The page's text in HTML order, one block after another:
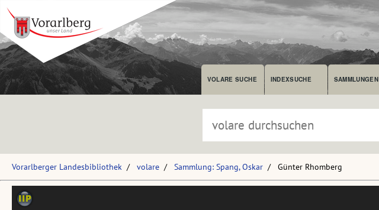
VOLARE SUCHE INDEXSUCHE SAMMLUNGEN
Vorarlberger Landesbibliothek volare Sammlung: Spang, Oskar Günter Rhomberg